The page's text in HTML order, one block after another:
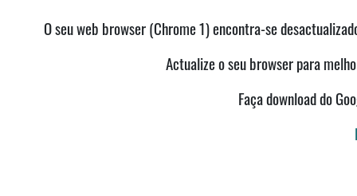
O seu web browser (Chrome 1) encontra-se
Actualize o seu browser para
Faça download do